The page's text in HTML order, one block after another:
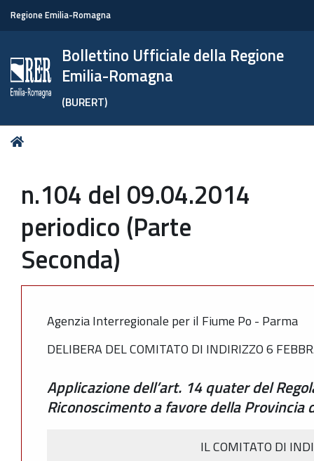
Regione Emilia-Romagna
Bollettino Ufficiale della Regione
Emilia-Romagna
(BURERT)
Tu
n.104 del 09.04.2014
periodico (Parte
Seconda)
Agenzia Interregionale per il Fiume Po - Parma
DELIBERA DEL COMITATO DI INDIRIZZO 6
Applicazione dell’art. 14 quater del
Riconoscimento a favore della Provincia
IL COMITATO DI